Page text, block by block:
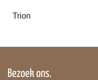
Trion
Bezoek ons.